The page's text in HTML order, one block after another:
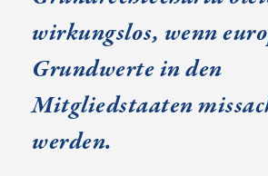
wirkungslos, wenn
Grundwerte in den
Mitgliedstaaten
werden.